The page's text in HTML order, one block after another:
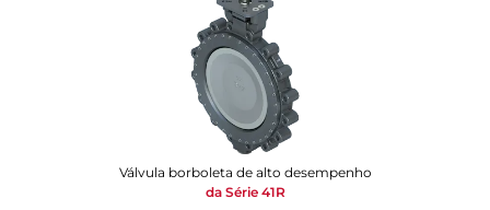
Válvula borboleta de alto desempenho
da Série 41R